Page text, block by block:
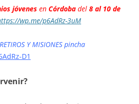
jóvenes en Córdoba del 8 al 10 de
wp.me/p6AdRz-3uM
Y MISIONES pincha
D1